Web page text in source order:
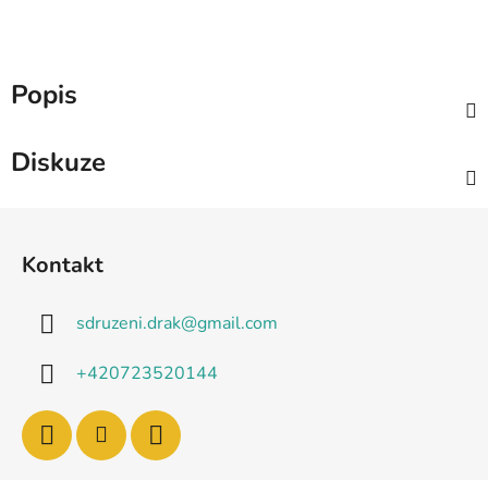
Popis
Diskuze
Kontakt
sdruzeni.drak@gmail.com
+420723520144